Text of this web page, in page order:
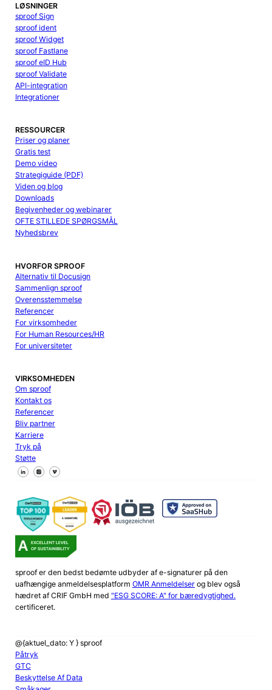
LØSNINGER
sproof Sign
sproof ident
sproof Widget
sproof Fastlane
sproof eID Hub
sproof Validate
API-integration
Integrationer
RESSOURCER
Priser og planer
Gratis test
Demo video
Strategiguide (PDF)
Viden og blog
Downloads
Begivenheder og webinarer
OFTE STILLEDE SPØRGSMÅL
Nyhedsbrev
HVORFOR SPROOF
Alternativ til Docusign
Sammenlign sproof
Overensstemmelse
Referencer
For virksomheder
For Human Resources/HR
For universiteter
VIRKSOMHEDEN
Om sproof
Kontakt os
Referencer
Bliv partner
Karriere
Tryk på
Støtte
Følg os på Facebook
Følg os på X
Følg os på LinkedIn
sproof er den bedst bedømte udbyder af e-signaturer på den
uafhængige anmeldelsesplatform OMR Anmeldelserog blev også
hædret af CRIF GmbH med "ESG SCORE: A" for bæredygtighed.
certificeret.
@{aktuel_dato: Y } sproof
Påtryk
GTC
Beskyttelse Af Data